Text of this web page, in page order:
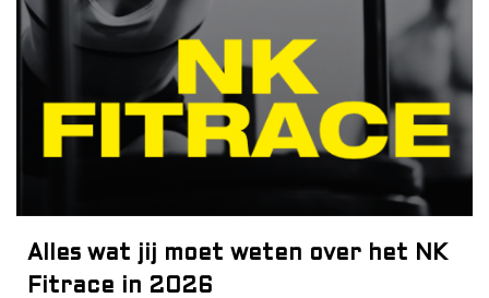
Alles wat jij moet weten over het NK
Fitrace in 2026